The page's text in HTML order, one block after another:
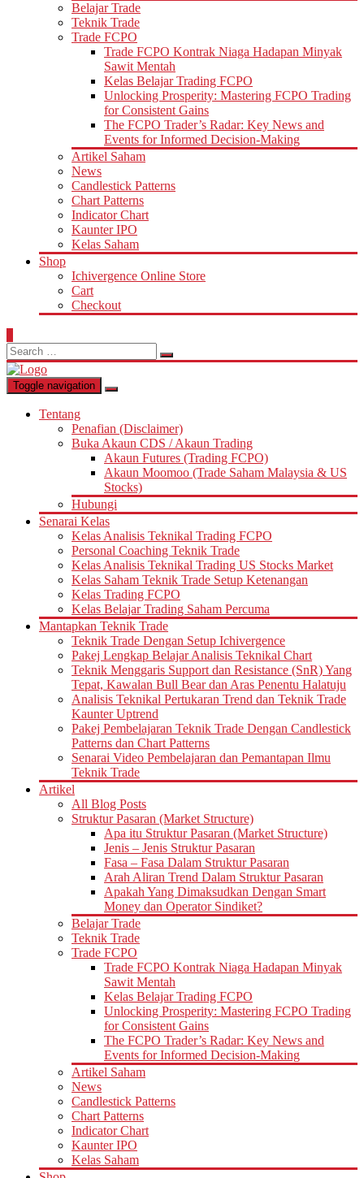
Belajar Trade
Teknik Trade
Trade FCPO
Trade FCPO Kontrak Niaga Hadapan Minyak
Sawit Mentah
Kelas Belajar Trading FCPO
Unlocking Prosperity: Mastering FCPO Trading
for Consistent Gains
The FCPO Trader’s Radar: Key News and
Events for Informed Decision-Making
Artikel Saham
News
Candlestick Patterns
Chart Patterns
Indicator Chart
Kaunter IPO
Kelas Saham
Shop
Ichivergence Online Store
Cart
Checkout
Search
for:
Toggle navigation
Tentang
Penafian (Disclaimer)
Buka Akaun CDS / Akaun Trading
Akaun Futures (Trading FCPO)
Akaun Moomoo (Trade Saham Malaysia & US
Stocks)
Hubungi
Senarai Kelas
Kelas Analisis Teknikal Trading FCPO
Personal Coaching Teknik Trade
Kelas Analisis Teknikal Trading US Stocks Market
Kelas Saham Teknik Trade Setup Ketenangan
Kelas Trading FCPO
Kelas Belajar Trading Saham Percuma
Mantapkan Teknik Trade
Teknik Trade Dengan Setup Ichivergence
Pakej Lengkap Belajar Analisis Teknikal Chart
Teknik Menggaris Support dan Resistance (SnR) Yang
Tepat, Kawalan Bull Bear dan Aras Penentu Halatuju
Analisis Teknikal Pertukaran Trend dan Teknik Trade
Kaunter Uptrend
Pakej Pembelajaran Teknik Trade Dengan Candlestick
Patterns dan Chart Patterns
Senarai Video Pembelajaran dan Pemantapan Ilmu
Teknik Trade
Artikel
All Blog Posts
Struktur Pasaran (Market Structure)
Apa itu Struktur Pasaran (Market Structure)
Jenis – Jenis Struktur Pasaran
Fasa – Fasa Dalam Struktur Pasaran
Arah Aliran Trend Dalam Struktur Pasaran
Apakah Yang Dimaksudkan Dengan Smart
Money dan Operator Sindiket?
Belajar Trade
Teknik Trade
Trade FCPO
Trade FCPO Kontrak Niaga Hadapan Minyak
Sawit Mentah
Kelas Belajar Trading FCPO
Unlocking Prosperity: Mastering FCPO Trading
for Consistent Gains
The FCPO Trader’s Radar: Key News and
Events for Informed Decision-Making
Artikel Saham
News
Candlestick Patterns
Chart Patterns
Indicator Chart
Kaunter IPO
Kelas Saham